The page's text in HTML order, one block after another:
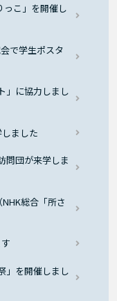
っこ」を開催し
で学生ポスタ
」に協力しまし
ました
問団が来学しま
総合「所さ
」を開催しまし